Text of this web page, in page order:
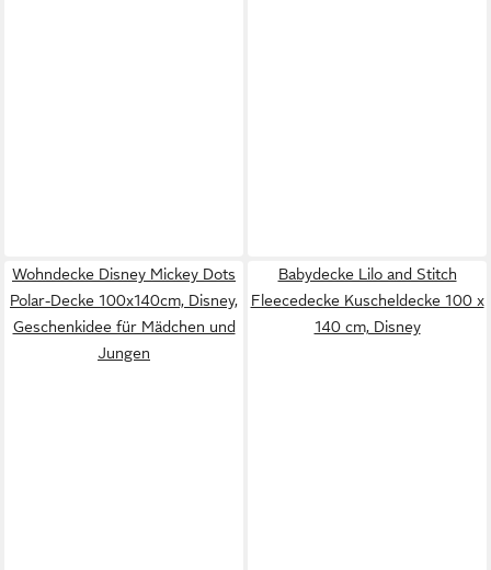
Wohndecke Disney Mickey Dots
Polar-Decke 100x140cm, Disney,
Geschenkidee für Mädchen und
Jungen
Babydecke Lilo and Stitch
Fleecedecke Kuscheldecke 100 x
140 cm, Disney